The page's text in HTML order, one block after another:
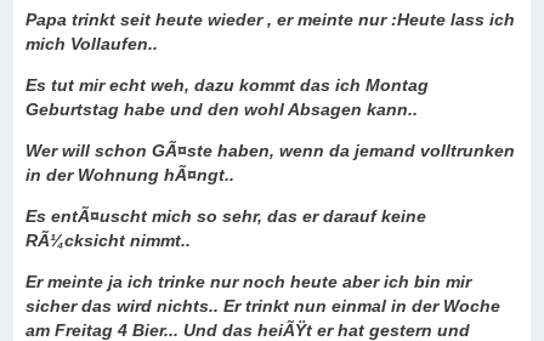
Papa trinkt seit heute wieder , er meinte nur :Heute lass ich
mich Vollaufen..
Es tut mir echt weh, dazu kommt das ich Montag
Geburtstag habe und den wohl Absagen kann..
Wer will schon GÃ¤ste haben, wenn da jemand volltrunken
in der Wohnung hÃ¤ngt..
Es entÃ¤uscht mich so sehr, das er darauf keine
RÃ¼cksicht nimmt..
Er meinte ja ich trinke nur noch heute aber ich bin mir
sicher das wird nichts.. Er trinkt nun einmal in der Woche
am Freitag 4 Bier... Und das heiÃŸt er hat gestern und